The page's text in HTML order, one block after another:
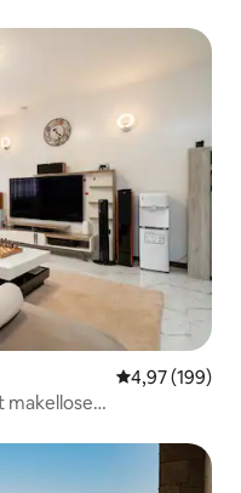
4,97 (199)
makellose